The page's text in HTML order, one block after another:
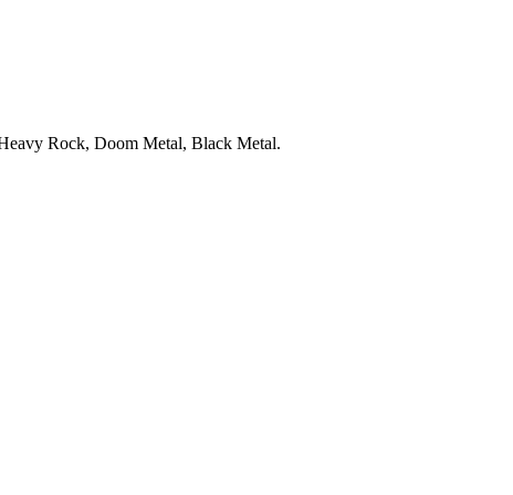
Rock, Doom Metal, Black Metal.